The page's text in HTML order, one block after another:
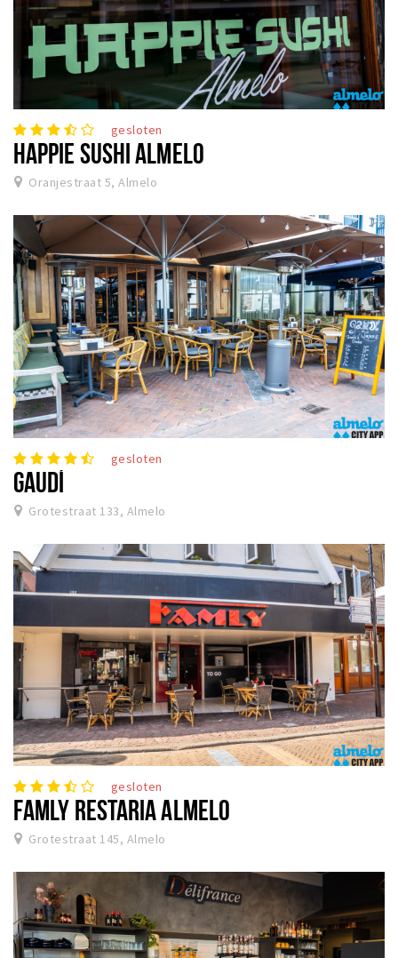
gesloten
HAPPIE SUSHI ALMELO
Oranjestraat 5, Almelo
gesloten
GAUDÍ
Grotestraat 133, Almelo
gesloten
FAMLY RESTARIA ALMELO
Grotestraat 145, Almelo